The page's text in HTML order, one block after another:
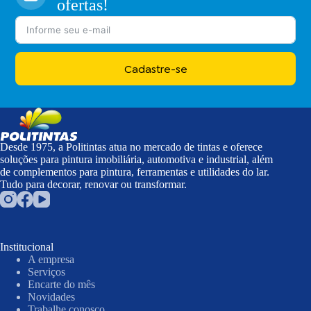
ofertas!
Cadastre-se
Desde 1975, a Politintas atua no mercado de tintas e oferece
soluções para pintura imobiliária, automotiva e industrial, além
de complementos para pintura, ferramentas e utilidades do lar.
Tudo para decorar, renovar ou transformar.
Institucional
A empresa
Serviços
Encarte do mês
Novidades